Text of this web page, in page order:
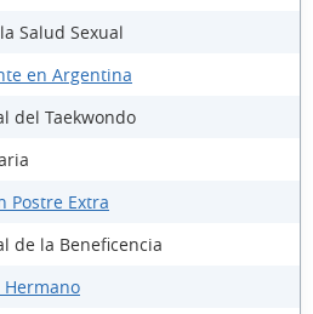
Salud Sexual
en Argentina
del Taekwondo
Postre Extra
de la Beneficencia